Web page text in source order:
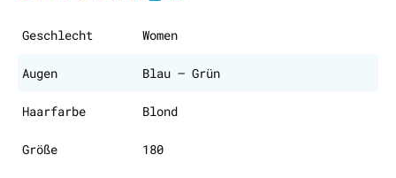
Geschlecht Women
Augen Blau – Grün
Haarfarbe Blond
Größe 180